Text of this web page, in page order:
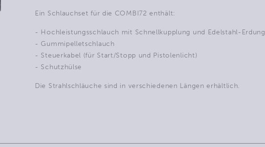
Ein Schlauchset für die COMBI72 enthält:
- Hochleistungsschlauch mit Schnellkupplung und Edelstahl-Erdung
- Gummipelletschlauch
- Steuerkabel (für Start/Stopp und Pistolenlicht)
- Schutzhülse
Die Strahlschläuche sind in verschiedenen Längen erhältlich.